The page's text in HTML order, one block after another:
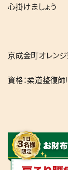
心掛けましょう
京成金町オレ
資格：柔道整復師